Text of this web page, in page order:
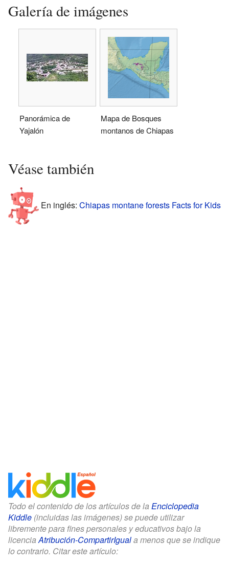
Galería de imágenes
Panorámica de
Yajalón
Mapa de Bosques
montanos de Chiapas
Véase también
En inglés: Chiapas montane forests Facts for Kids
Todo el contenido de los artículos de la Enciclopedia
Kiddle (incluidas las imágenes) se puede utilizar
libremente para fines personales y educativos bajo la
licenciaAtribución-CompartirIguala menos que se indique
lo contrario. Citar este artículo: